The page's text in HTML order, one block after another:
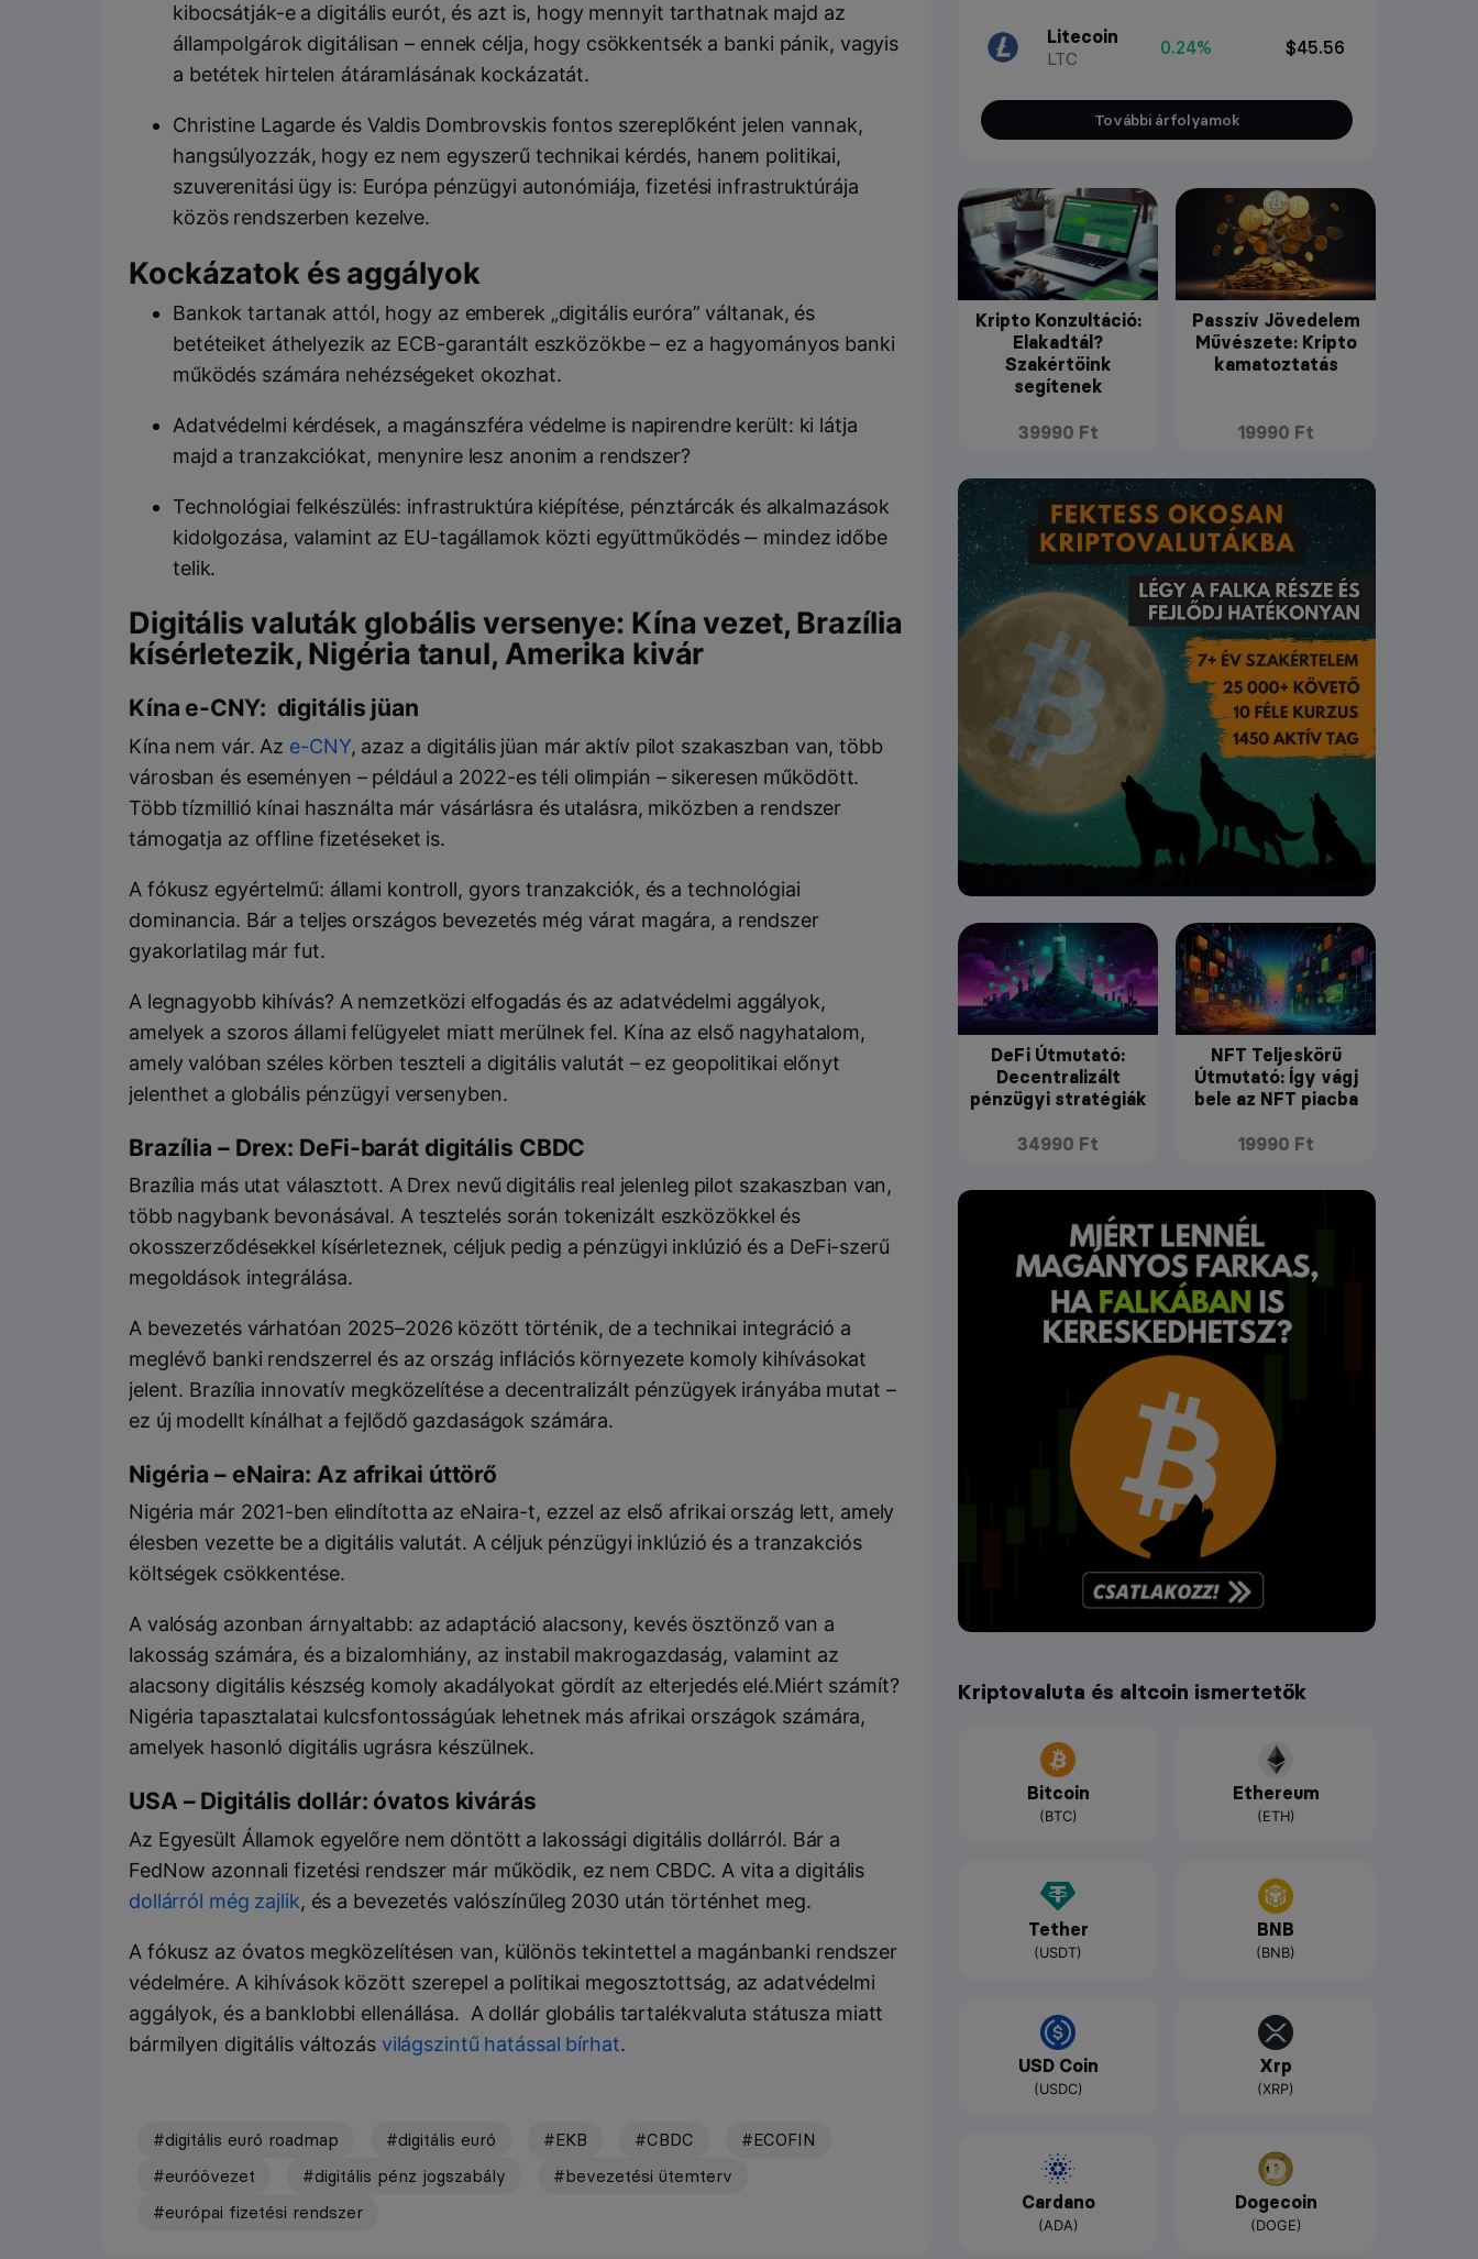
kibocsátják-e a digitális eurót, és azt is, hogy mennyit tarthatnak majd az
állampolgárok digitálisan – ennek célja, hogy csökkentsék a banki pánik, vagyis
a betétek hirtelen átáramlásának kockázatát.
Christine Lagarde és Valdis Dombrovskis fontos szereplőként jelen vannak,
hangsúlyozzák, hogy ez nem egyszerű technikai kérdés, hanem politikai,
szuverenitási ügy is: Európa pénzügyi autonómiája, fizetési infrastruktúrája
közös rendszerben kezelve.
Kockázatok és aggályok
Bankok tartanak attól, hogy az emberek „digitális euróra” váltanak, és
betéteiket áthelyezik az ECB-garantált eszközökbe – ez a hagyományos banki
működés számára nehézségeket okozhat.
Adatvédelmi kérdések, a magánszféra védelme is napirendre került: ki látja
majd a tranzakciókat, menynire lesz anonim a rendszer?
Technológiai felkészülés: infrastruktúra kiépítése, pénztárcák és alkalmazások
kidolgozása, valamint az EU-tagállamok közti együttműködés ‒ mindez időbe
telik.
Digitális valuták globális versenye: Kína vezet, Brazília
kísérletezik, Nigéria tanul, Amerika kivár
Kína e-CNY: digitális jüan
Kína nem vár. Az e-CNY, azaz a digitális jüan már aktív pilot szakaszban van, több
városban és eseményen – például a 2022-es téli olimpián – sikeresen működött.
Több tízmillió kínai használta már vásárlásra és utalásra, miközben a rendszer
támogatja az offline fizetéseket is.
A fókusz egyértelmű: állami kontroll, gyors tranzakciók, és a technológiai
dominancia. Bár a teljes országos bevezetés még várat magára, a rendszer
gyakorlatilag már fut.
A legnagyobb kihívás? A nemzetközi elfogadás és az adatvédelmi aggályok,
amelyek a szoros állami felügyelet miatt merülnek fel. Kína az első nagyhatalom,
amely valóban széles körben teszteli a digitális valutát – ez geopolitikai előnyt
jelenthet a globális pénzügyi versenyben.
Brazília – Drex: DeFi-barát digitális CBDC
Brazília más utat választott. A Drex nevű digitális real jelenleg pilot szakaszban van,
több nagybank bevonásával. A tesztelés során tokenizált eszközökkel és
okosszerződésekkel kísérleteznek, céljuk pedig a pénzügyi inklúzió és a DeFi-szerű
megoldások integrálása.
A bevezetés várhatóan 2025–2026 között történik, de a technikai integráció a
meglévő banki rendszerrel és az ország inflációs környezete komoly kihívásokat
jelent. Brazília innovatív megközelítése a decentralizált pénzügyek irányába mutat –
ez új modellt kínálhat a fejlődő gazdaságok számára.
Nigéria – eNaira: Az afrikai úttörő
Nigéria már 2021-ben elindította az eNaira-t, ezzel az első afrikai ország lett, amely
élesben vezette be a digitális valutát. A céljuk pénzügyi inklúzió és a tranzakciós
költségek csökkentése.
A valóság azonban árnyaltabb: az adaptáció alacsony, kevés ösztönző van a
lakosság számára, és a bizalomhiány, az instabil makrogazdaság, valamint az
alacsony digitális készség komoly akadályokat gördít az elterjedés elé.Miért számít?
Nigéria tapasztalatai kulcsfontosságúak lehetnek más afrikai országok számára,
amelyek hasonló digitális ugrásra készülnek.
USA – Digitális dollár: óvatos kivárás
Az Egyesült Államok egyelőre nem döntött a lakossági digitális dollárról. Bár a
FedNow azonnali fizetési rendszer már működik, ez nem CBDC. A vita a digitális
dollárról még zajlik, és a bevezetés valószínűleg 2030 után történhet meg.
A fókusz az óvatos megközelítésen van, különös tekintettel a magánbanki rendszer
védelmére. A kihívások között szerepel a politikai megosztottság, az adatvédelmi
aggályok, és a banklobbi ellenállása. A dollár globális tartalékvaluta státusza miatt
bármilyen digitális változás világszintű hatással bírhat.
#digitális euró roadmap #digitális euró #EKB #CBDC
#ECOFIN
#euróövezet
#digitális pénz jogszabály
#bevezetési ütemterv
#európai fizetési rendszer
Litecoin
LTC
0.24% $45.56
További árfolyamok
Kripto Konzultáció:
Elakadtál?
Szakértőink
segítenek
39990 Ft
Passzív Jövedelem
Művészete: Kripto
kamatoztatás
19990 Ft
DeFi Útmutató:
Decentralizált
pénzügyi stratégiák
34990 Ft
NFT Teljeskörű
Útmutató: Így vágj
bele az NFT piacba
19990 Ft
Kriptovaluta és altcoin ismertetők
Bitcoin
(BTC)
Ethereum
(ETH)
Tether
(USDT)
BNB
(BNB)
USD Coin
(USDC)
Xrp
(XRP)
Cardano
(ADA)
Dogecoin
(DOGE)